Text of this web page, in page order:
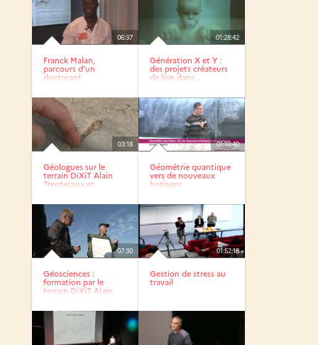
06:37
Franck Malan,
parcours d’un
doctorant
01:28:42
Génération X et Y :
des projets créateurs
de lien dans...
03:18
Géologues sur le
terrain DiXiT Alain
Trentesaux et
01:10:40
Géométrie quantique
vers de nouveaux
horizons
07:30
Géosciences :
formation par le
terrain DiXiT Alain
01:52:18
Gestion de stress au
travail